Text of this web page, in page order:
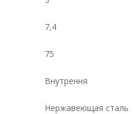
7,4
75
Внутрення
Нержавеющая сталь